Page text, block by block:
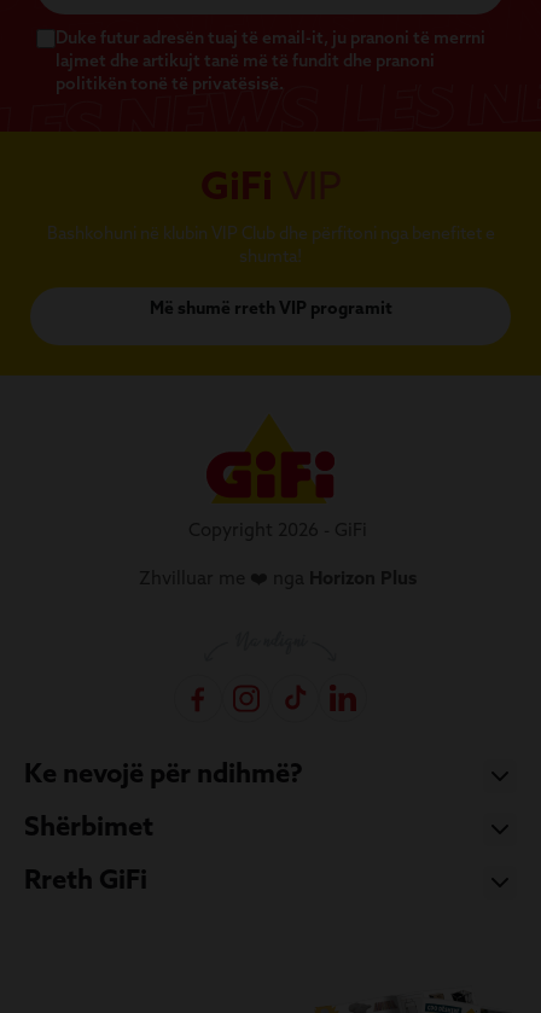
Duke futur adresën tuaj të email-it, ju pranoni të merrni
lajmet dhe artikujt tanë më të fundit dhe pranoni
politikën tonë të privatësisë.
GiFi
Bashkohuni në klubin VIP Club dhe përfitoni nga benefitet e
shumta!
Më shumë rreth VIP programit
Ke nevojë për ndihmë?
Shërbimet
Rreth GiFi